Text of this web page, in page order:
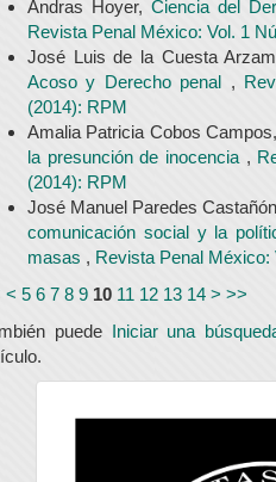
Andras Hoyer, Ciencia del
Revista Penal México: Vol. 1
José Luis de la Cuesta
Acoso y Derecho penal ,
(2014): RPM
Amalia Patricia Cobos Campos,
la presunción de inocencia ,
(2014): RPM
José Manuel Paredes
comunicación social y la
masas , Revista Penal México:
< 5 6 7 8 9 10 11 12 13 14 > >>
puede Iniciar una
universidad